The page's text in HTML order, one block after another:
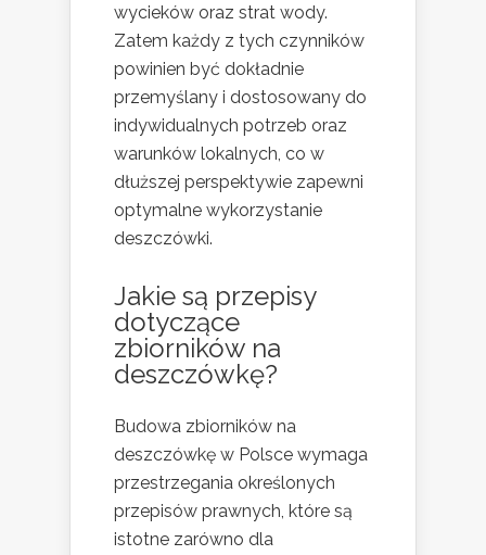
wycieków oraz strat wody.
Zatem każdy z tych czynników
powinien być dokładnie
przemyślany i dostosowany do
indywidualnych potrzeb oraz
warunków lokalnych, co w
dłuższej perspektywie zapewni
optymalne wykorzystanie
deszczówki.
Jakie są przepisy
dotyczące
zbiorników na
deszczówkę?
Budowa zbiorników na
deszczówkę w Polsce wymaga
przestrzegania określonych
przepisów prawnych, które są
istotne zarówno dla